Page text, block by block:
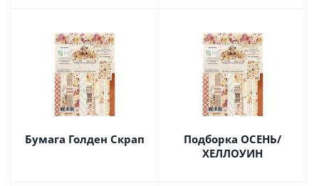
Бумага Голден Скрап
Подборка ОСЕНЬ/
ХЕЛЛОУИН